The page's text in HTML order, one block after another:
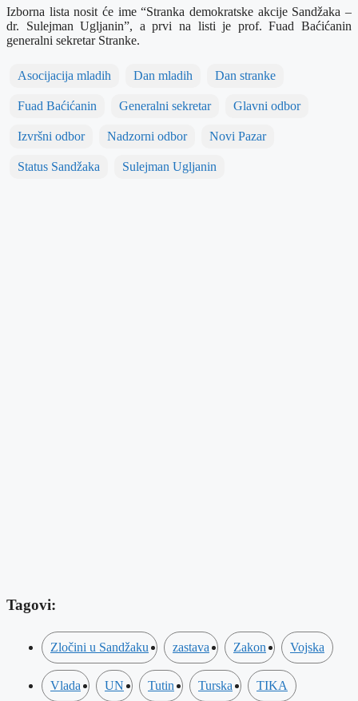
Izborna lista nosit će ime “Stranka demokratske akcije Sandžaka –
dr. Sulejman Ugljanin”, a prvi na listi je prof. Fuad Baćićanin
generalni sekretar Stranke.
Asocijacija mladih Dan mladih Dan stranke
Fuad Baćićanin Generalni sekretar Glavni odbor
Izvršni odbor Nadzorni odbor Novi Pazar
Status Sandžaka Sulejman Ugljanin
Tagovi:
Zločini u Sandžaku zastava Zakon Vojska
Vlada UN Tutin Turska TIKA